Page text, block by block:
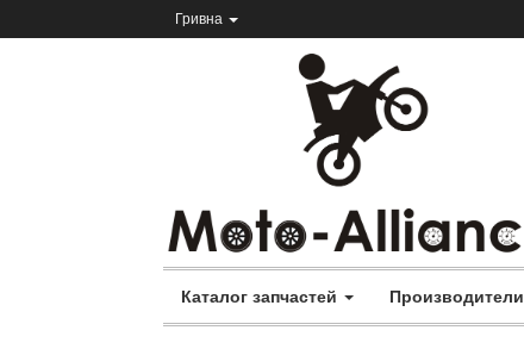
Гривна
Каталог запчастей Производители